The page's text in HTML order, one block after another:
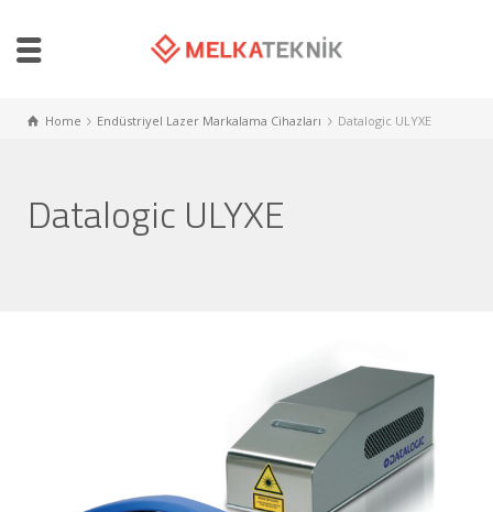
Home Endüstriyel Lazer Markalama Cihazları Datalogic ULYXE
Datalogic ULYXE